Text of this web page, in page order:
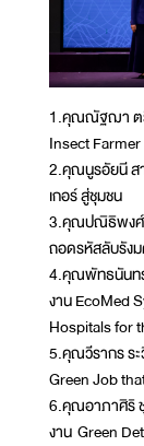
1.คุณณัฐฌา ตรี
Insect Farmer
2.คุณนูรอัยนี ส
เกอร์ สู่ชุมชน
3.คุณปณิธิพงศ์
ถอดรหัสลับรัง
4.คุณพัทธนันท
งาน EcoMed
Hospitals for
5.คุณวีรากร ร
Green Job
6.คุณอาภาศิริ
งาน Green